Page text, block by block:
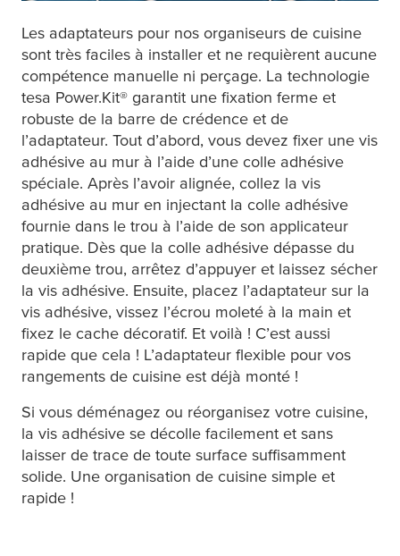
Les adaptateurs pour nos organiseurs de cuisine
sont très faciles à installer et ne requièrent aucune
compétence manuelle ni perçage. La technologie
tesa Power.Kit® garantit une fixation ferme et
robuste de la barre de crédence et de
l’adaptateur. Tout d’abord, vous devez fixer une vis
adhésive au mur à l’aide d’une colle adhésive
spéciale. Après l’avoir alignée, collez la vis
adhésive au mur en injectant la colle adhésive
fournie dans le trou à l’aide de son applicateur
pratique. Dès que la colle adhésive dépasse du
deuxième trou, arrêtez d’appuyer et laissez sécher
la vis adhésive. Ensuite, placez l’adaptateur sur la
vis adhésive, vissez l’écrou moleté à la main et
fixez le cache décoratif. Et voilà ! C’est aussi
rapide que cela ! L’adaptateur flexible pour vos
rangements de cuisine est déjà monté !
Si vous déménagez ou réorganisez votre cuisine,
la vis adhésive se décolle facilement et sans
laisser de trace de toute surface suffisamment
solide. Une organisation de cuisine simple et
rapide !